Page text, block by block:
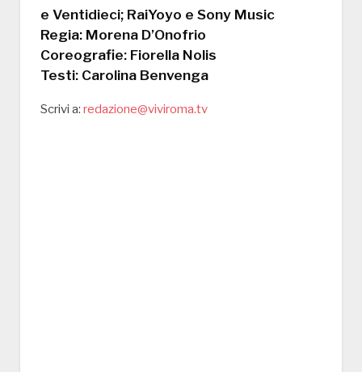
e Ventidieci; RaiYoyo e Sony Music
Regia: Morena D’Onofrio
Coreografie: Fiorella Nolis
Testi: Carolina Benvenga
Scrivi a: redazione@viviroma.tv